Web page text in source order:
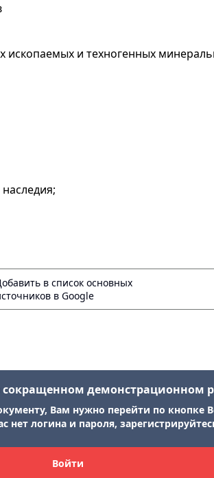
ископаемых и техногенных
в список основных
в Google
сокращенном демонстрационном
Вам нужно перейти по кнопке
нет логина и пароля,
Войти